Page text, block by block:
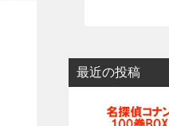
最近の投稿